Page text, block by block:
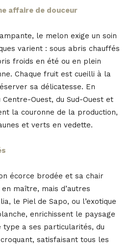
affaire de douceur
le melon exige un soin
varient : sous abris chauffés
froids en été ou en plein
Chaque fruit est cueilli à la
sa délicatesse. En
Ouest, du Sud-Ouest et
la couronne de la production,
et verts en vedette.
écorce brodée et sa chair
maître, mais d’autres
le Piel de Sapo, ou l’exotique
enrichissent le paysage
type a ses particularités, du
satisfaisant tous les